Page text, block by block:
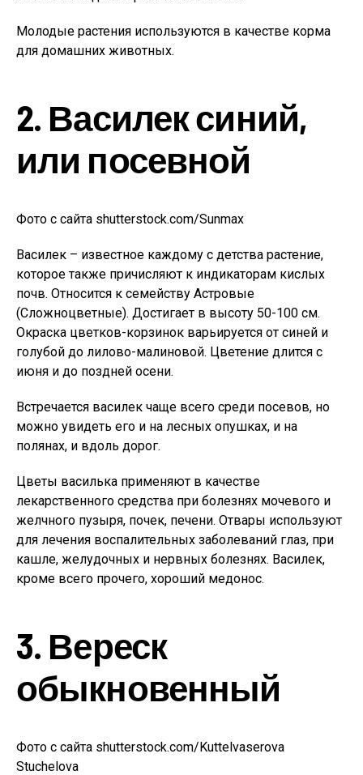
Молодые растения используются в качестве корма
для домашних животных.
2. Василек синий,
или посевной
Фото с сайта shutterstock.com/Sunmax
Василек – известное каждому с детства растение,
которое также причисляют к индикаторам кислых
почв. Относится к семейству Астровые
(Сложноцветные). Достигает в высоту 50-100 см.
Окраска цветков-корзинок варьируется от синей и
голубой до лилово-малиновой. Цветение длится с
июня и до поздней осени.
Встречается василек чаще всего среди посевов, но
можно увидеть его и на лесных опушках, и на
полянах, и вдоль дорог.
Цветы василька применяют в качестве
лекарственного средства при болезнях мочевого и
желчного пузыря, почек, печени. Отвары используют
для лечения воспалительных заболеваний глаз, при
кашле, желудочных и нервных болезнях. Василек,
кроме всего прочего, хороший медонос.
3. Вереск
обыкновенный
Фото с сайта shutterstock.com/Kuttelvaserova
Stuchelova